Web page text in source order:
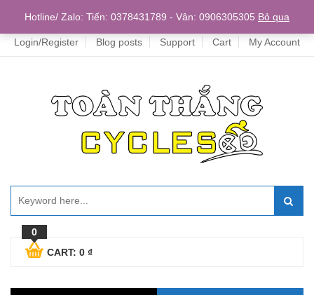
Home
Login/Register Blog posts Support Cart My Account
0
CART: 0 ₫
Hotline/ Zalo: Tiến: 0378431789 - Vân: 0906305305 Bỏ qua